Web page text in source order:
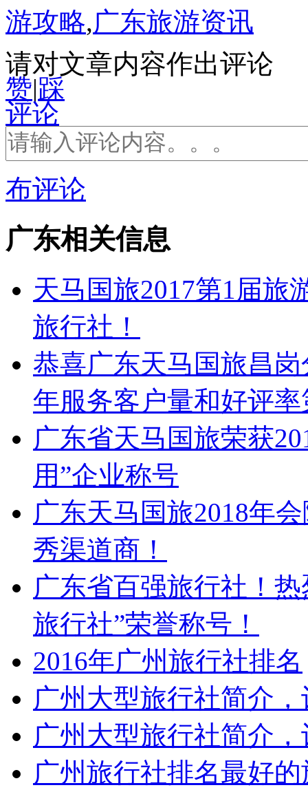
游攻略,广东旅游资讯
请对文章内容作出评论
赞|踩
评论
布评论
广东相关信息
天马国旅2017第1届旅
旅行社！
恭喜广东天马国旅昌
年服务客户量和好评率
广东省天马国旅荣获
用”企业称号
广东天马国旅2018年
秀渠道商！
广东省百强旅行社！
旅行社”荣誉称号！
2016年广州旅行社排名
广州大型旅行社简介
广州大型旅行社简介
广州旅行社排名最好